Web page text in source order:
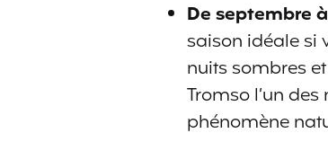
De septembre
saison idéale si
nuits sombres
Tromso l’un
phénomène